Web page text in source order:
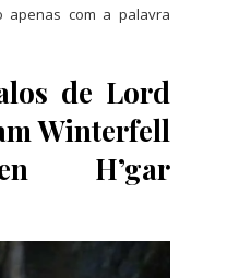
apenas com a palavra
de Lord
Winterfell
H’gar